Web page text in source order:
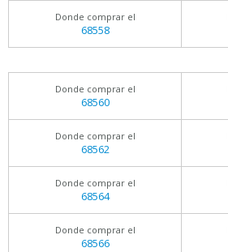
Donde comprar el
68558
Donde comprar el
68560
Donde comprar el
68562
Donde comprar el
68564
Donde comprar el
68566